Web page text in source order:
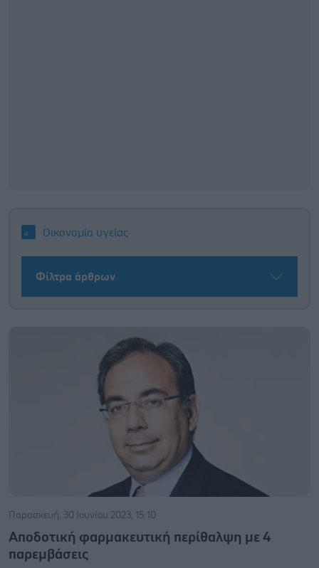
Οικονομία υγείας
Φίλτρα άρθρων
Παρασκευή, 30 Ιουνίου 2023, 15:10
Αποδοτική φαρμακευτική περίθαλψη με 4
παρεμβάσεις